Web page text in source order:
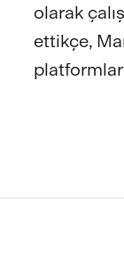
olarak
ettikçe,